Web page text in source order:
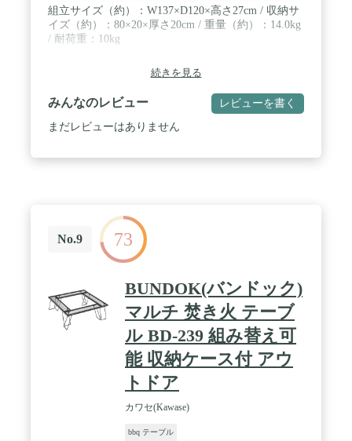
組立サイズ（約）：W137×D120×高さ27cm / 収納サ
イズ（約）：80×20×厚さ20cm / 重量（約）：14.0kg
/ 耐荷重：10kg
続きを見る
みんなのレビュー レビューを書く
まだレビューはありません
No.9 73
BUNDOK(バンドック)
マルチ 焚き火 テーブ
ル BD-239 組み替え可
能 収納ケース付 アウ
トドア
カワセ(Kawase)
bbq テーブル